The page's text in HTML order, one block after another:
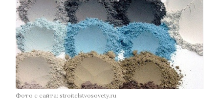
Фото с сайта: stroitelstvosovety.ru